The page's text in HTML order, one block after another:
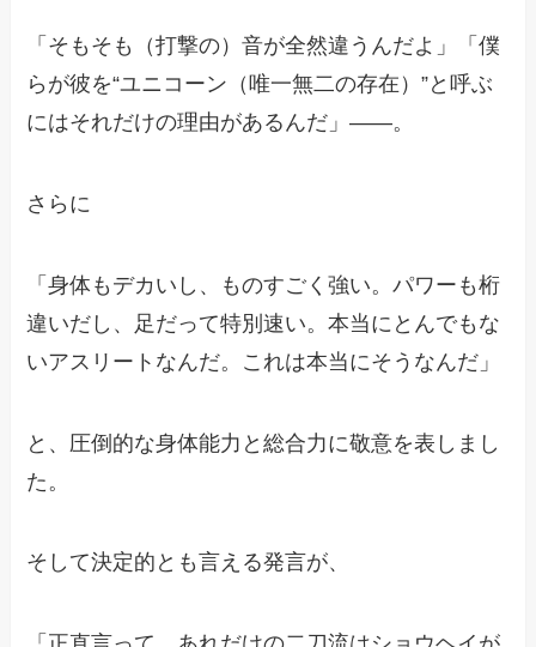
「そもそも（打撃の）音が全然違うんだよ」「僕
らが彼を“ユニコーン（唯一無二の存在）”と呼ぶ
にはそれだけの理由があるんだ」――。
さらに
「身体もデカいし、ものすごく強い。パワーも桁
違いだし、足だって特別速い。本当にとんでもな
いアスリートなんだ。これは本当にそうなんだ」
と、圧倒的な身体能力と総合力に敬意を表しまし
た。
そして決定的とも言える発言が、